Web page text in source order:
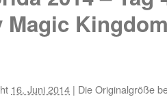
Magic
16. Juni 2014 | Die Originalgröße